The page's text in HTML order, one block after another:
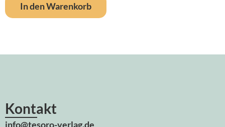
In den Warenkorb
Kontakt
info@tesoro-verlag.de